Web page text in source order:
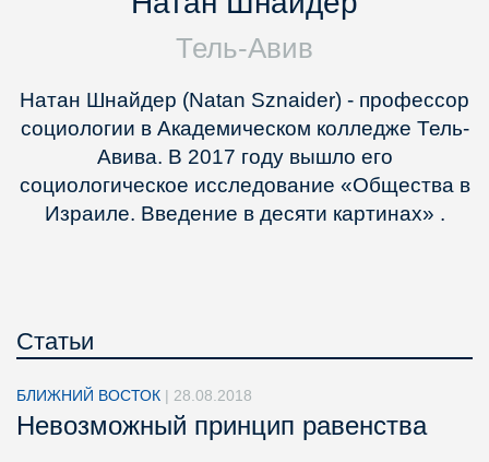
Тель-Авив
Натан Шнайдер (Natan Sznaider) - профессор
социологии в Академическом колледже Тель-
Авива. В 2017 году вышло его
социологическое исследование «Общества в
Израиле. Введение в десяти картинах» .
Статьи
БЛИЖНИЙ ВОСТОК | 28.08.2018
Невозможный принцип равенства